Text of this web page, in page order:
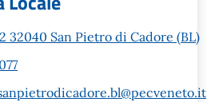
32040 San Pietro di Cadore (BL)